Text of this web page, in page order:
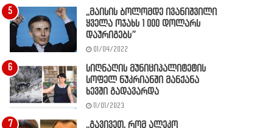
,,მაისის ბოლომდე ივანიშვილი
ყველა ოჯახს 1 000 დოლარს
დაურიგებს”
01/04/2022
სიღნაღის მუნიციპალიტეტის
სოფელ ნუკრიანში მანქანა
ხევში გადავარდა
11/01/2023
,,გავივეთ, რომ ალეკო